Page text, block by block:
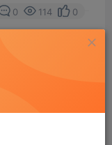
0 114 0